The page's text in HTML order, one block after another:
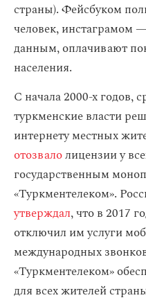
страны). Фейсбуком
человек, инстаграмом
данным, оплачивают
населения.
С начала 2000-х годов,
туркменские власти
интернету местных
отозвалолицензии у
государственным
«Туркментелеком».
утверждал, что в 2017
отключил им услуги
международных
«Туркментелеком»
для всех жителей